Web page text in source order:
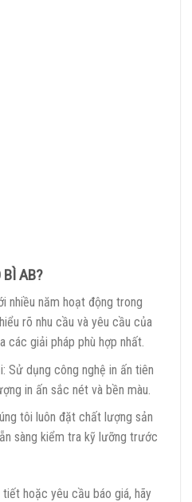
AB?
nhiều năm hoạt động trong
rõ nhu cầu và yêu cầu của
các giải pháp phù hợp nhất.
Sử dụng công nghệ in ấn tiên
in ấn sắc nét và bền màu.
tôi luôn đặt chất lượng sản
sàng kiểm tra kỹ lưỡng trước
hoặc yêu cầu báo giá, hãy